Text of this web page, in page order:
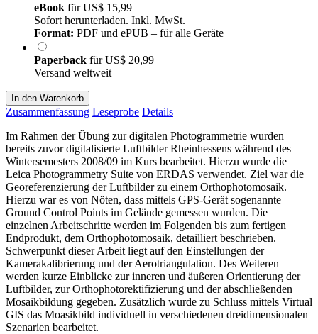
eBook fürUS$ 15,99
Sofort herunterladen. Inkl. MwSt.
Format: PDF und ePUB – für alle Geräte
Paperback fürUS$ 20,99
Versand weltweit
In den Warenkorb
Zusammenfassung Leseprobe Details
Im Rahmen der Übung zur digitalen Photogrammetrie wurden
bereits zuvor digitalisierte Luftbilder Rheinhessens während des
Wintersemesters 2008/09 im Kurs bearbeitet. Hierzu wurde die
Leica Photogrammetry Suite von ERDAS verwendet. Ziel war die
Georeferenzierung der Luftbilder zu einem Orthophotomosaik.
Hierzu war es von Nöten, dass mittels GPS-Gerät sogenannte
Ground Control Points im Gelände gemessen wurden. Die
einzelnen Arbeitschritte werden im Folgenden bis zum fertigen
Endprodukt, dem Orthophotomosaik, detailliert beschrieben.
Schwerpunkt dieser Arbeit liegt auf den Einstellungen der
Kamerakalibrierung und der Aerotriangulation. Des Weiteren
werden kurze Einblicke zur inneren und äußeren Orientierung der
Luftbilder, zur Orthophotorektifizierung und der abschließenden
Mosaikbildung gegeben. Zusätzlich wurde zu Schluss mittels Virtual
GIS das Moasikbild individuell in verschiedenen dreidimensionalen
Szenarien bearbeitet.